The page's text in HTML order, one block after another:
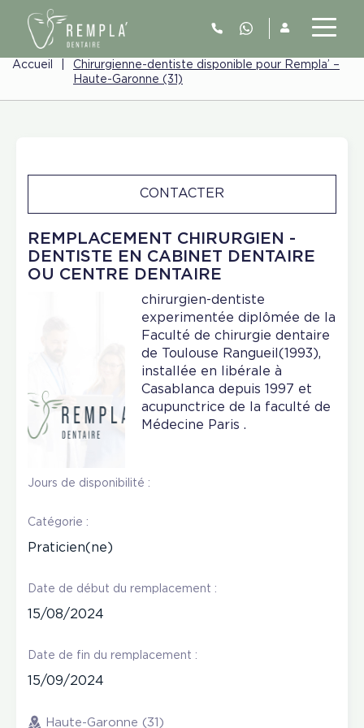
Accueil
Chirurgienne-dentiste disponible pour Rempla’ –
Haute-Garonne (31)
REMPLACEMENT CHIRURGIEN -
DENTISTE EN CABINET DENTAIRE
OU CENTRE DENTAIRE
CONTACTER
chirurgien-dentiste
experimentée diplômée de la
Faculté de chirurgie dentaire
de Toulouse Rangueil(1993),
installée en libérale à
Casablanca depuis 1997 et
acupunctrice de la faculté de
Médecine Paris .
Jours de disponibilité :
Catégorie :
Praticien(ne)
Date de début du remplacement :
15/08/2024
Date de fin du remplacement :
15/09/2024
Haute-Garonne (31)